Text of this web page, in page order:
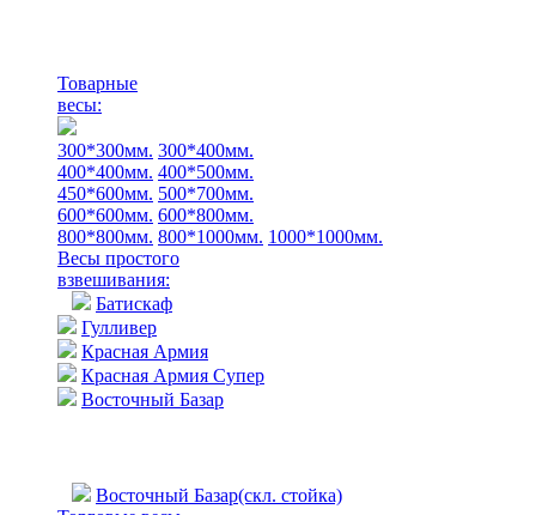
Товарные
весы:
300*300мм. 300*400мм.
400*400мм. 400*500мм.
450*600мм. 500*700мм.
600*600мм. 600*800мм.
800*800мм. 800*1000мм. 1000*1000мм.
Весы простого
взвешивания:
Батискаф
Гулливер
Красная Армия
Красная Армия Супер
Восточный Базар
Восточный Базар(скл. стойка)